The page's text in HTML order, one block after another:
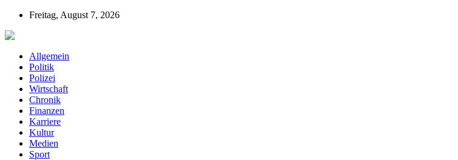
Freitag, August 7, 2026
Allgemein
Politik
Polizei
Wirtschaft
Chronik
Finanzen
Karriere
Kultur
Medien
Sport